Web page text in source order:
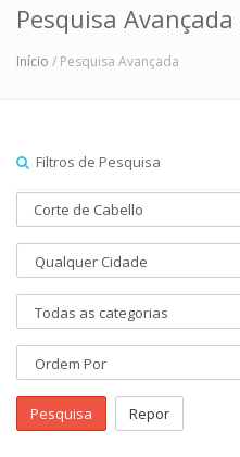
Pesquisa Avançada
Início / Pesquisa Avançada
Filtros de Pesquisa
Pesquisa Repor